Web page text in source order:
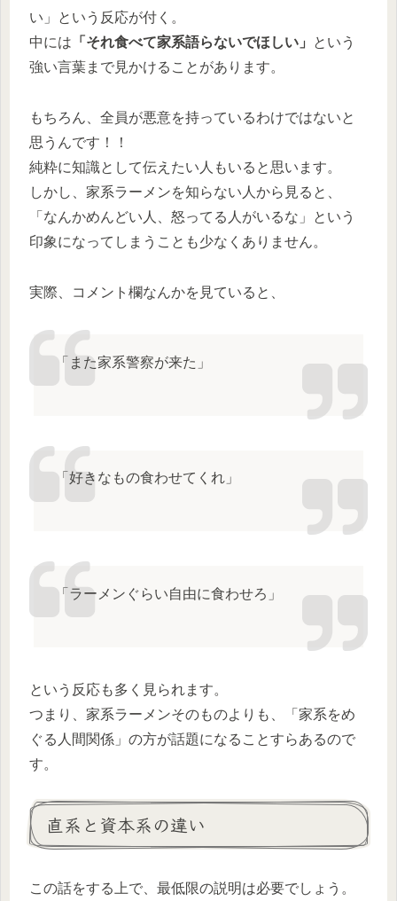
い」という反応が付く。
中には 「それ食べて家系語らないでほしい」
という
強い言葉まで見かけることがあります。
もちろん、全員が悪意を持っているわけではないと
思うんです！！
純粋に知識として伝えたい人もいると思います。
しかし、家系ラーメンを知らない人から見ると、
「なんかめんどい人、怒ってる人がいるな」という
印象になってしまうことも少なくありません。
実際、コメント欄なんかを見ていると、
「また家系警察が来た」
「好きなもの食わせてくれ」
「ラーメンぐらい自由に食わせろ」
という反応も多く見られます。
つまり、家系ラーメンそのものよりも、「家系をめ
ぐる人間関係」の方が話題になることすらあるので
す。
直系と資本系の違い
この話をする上で、最低限の説明は必要でしょう。